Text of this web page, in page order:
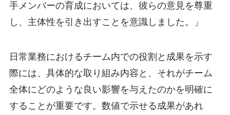
手メンバーの育成においては、彼らの意見を尊重
し、主体性を引き出すことを意識しました。」
日常業務におけるチーム内での役割と成果を示す
際には、具体的な取り組み内容と、それがチーム
全体にどのような良い影響を与えたのかを明確に
することが重要です。数値で示せる成果があれ